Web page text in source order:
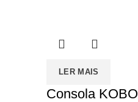
LER MAIS
Consola KOBO